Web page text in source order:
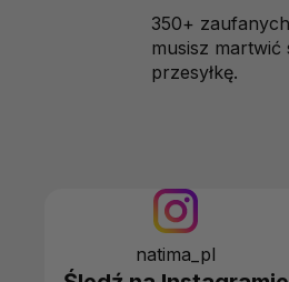
350+
musisz martwić
przesyłkę.
natima_pl